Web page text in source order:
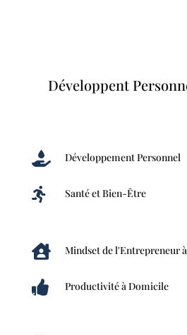
Développent
 Développement Personnel
 Santé et Bien-Être
 Mindset de l'Entrepreneur
 Productivité à Domicile